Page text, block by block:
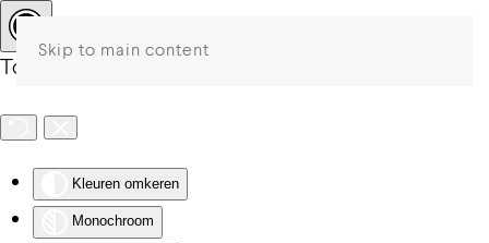
Toegankelijkheid
Kleuren omkeren
Monochroom
Skip to main content